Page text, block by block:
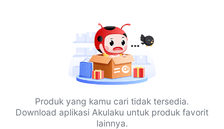
Produk yang kamu cari tidak tersedia.
Download aplikasi Akulaku untuk produk favorit
lainnya.